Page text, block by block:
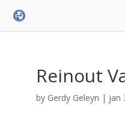
Reinout
by Gerdy Geleyn | jan